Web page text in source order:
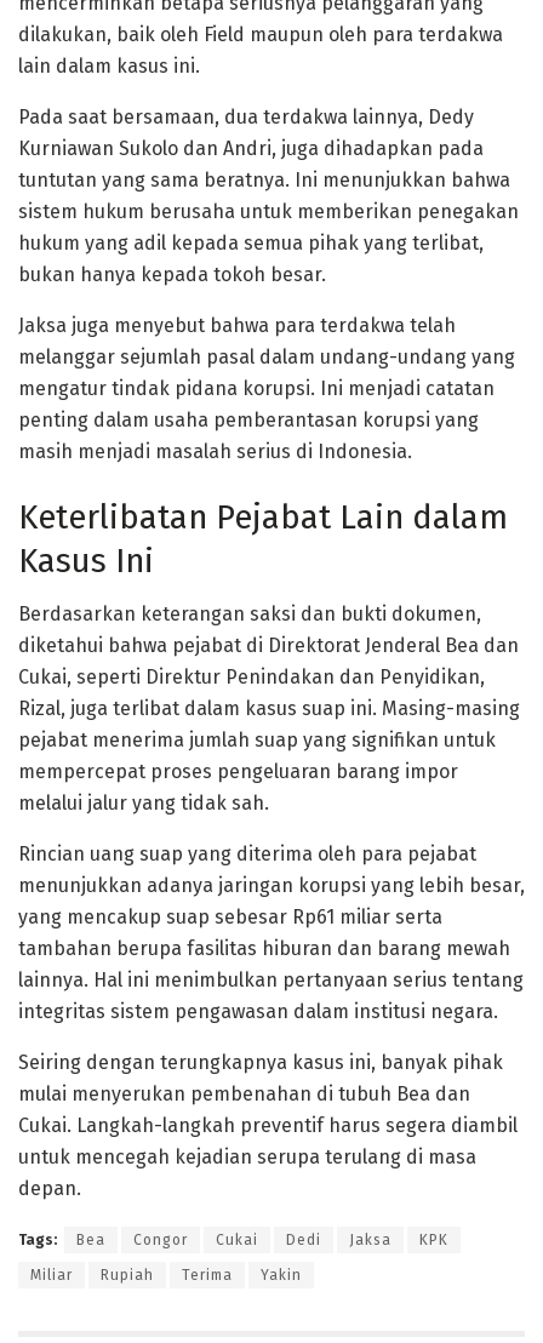
dilakukan, baik oleh Field maupun oleh para terdakwa
lain dalam kasus ini.
Pada saat bersamaan, dua terdakwa lainnya, Dedy
Kurniawan Sukolo dan Andri, juga dihadapkan pada
tuntutan yang sama beratnya. Ini menunjukkan bahwa
sistem hukum berusaha untuk memberikan penegakan
hukum yang adil kepada semua pihak yang terlibat,
bukan hanya kepada tokoh besar.
Jaksa juga menyebut bahwa para terdakwa telah
melanggar sejumlah pasal dalam undang-undang yang
mengatur tindak pidana korupsi. Ini menjadi catatan
penting dalam usaha pemberantasan korupsi yang
masih menjadi masalah serius di Indonesia.
Keterlibatan Pejabat Lain dalam
Kasus Ini
Berdasarkan keterangan saksi dan bukti dokumen,
diketahui bahwa pejabat di Direktorat Jenderal Bea dan
Cukai, seperti Direktur Penindakan dan Penyidikan,
Rizal, juga terlibat dalam kasus suap ini. Masing-masing
pejabat menerima jumlah suap yang signifikan untuk
mempercepat proses pengeluaran barang impor
melalui jalur yang tidak sah.
Rincian uang suap yang diterima oleh para pejabat
menunjukkan adanya jaringan korupsi yang lebih besar,
yang mencakup suap sebesar Rp61 miliar serta
tambahan berupa fasilitas hiburan dan barang mewah
lainnya. Hal ini menimbulkan pertanyaan serius tentang
integritas sistem pengawasan dalam institusi negara.
Seiring dengan terungkapnya kasus ini, banyak pihak
mulai menyerukan pembenahan di tubuh Bea dan
Cukai. Langkah-langkah preventif harus segera diambil
untuk mencegah kejadian serupa terulang di masa
depan.
Tags: Bea Congor Cukai Dedi Jaksa KPK
Miliar Rupiah Terima Yakin